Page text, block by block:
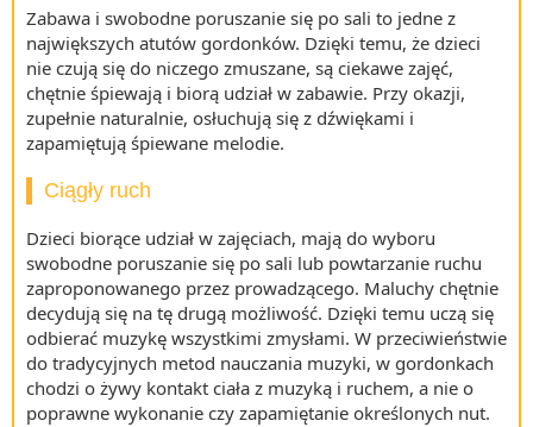
Zabawa i swobodne poruszanie się po sali to jedne z
największych atutów gordonków. Dzięki temu, że dzieci
nie czują się do niczego zmuszane, są ciekawe zajęć,
chętnie śpiewają i biorą udział w zabawie. Przy okazji,
zupełnie naturalnie, osłuchują się z dźwiękami i
zapamiętują śpiewane melodie.
Ciągły ruch
Dzieci biorące udział w zajęciach, mają do wyboru
swobodne poruszanie się po sali lub powtarzanie ruchu
zaproponowanego przez prowadzącego. Maluchy chętnie
decydują się na tę drugą możliwość. Dzięki temu uczą się
odbierać muzykę wszystkimi zmysłami. W przeciwieństwie
do tradycyjnych metod nauczania muzyki, w gordonkach
chodzi o żywy kontakt ciała z muzyką i ruchem, a nie o
poprawne wykonanie czy zapamiętanie określonych nut.